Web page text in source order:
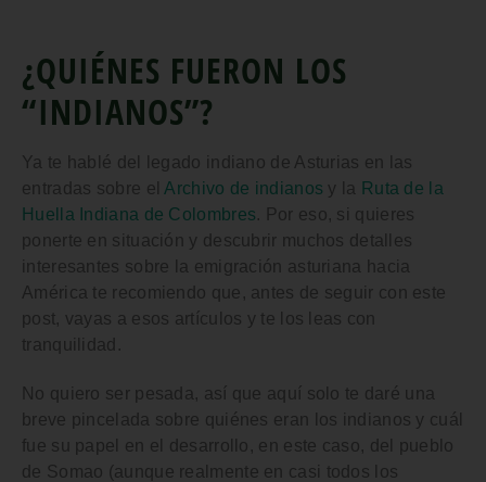
¿QUIÉNES FUERON LOS
“INDIANOS”?
Ya te hablé del legado indiano de Asturias en las
entradas sobre el Archivo de indianos y la Ruta de la
Huella Indiana de Colombres. Por eso, si quieres
ponerte en situación y descubrir muchos detalles
interesantes sobre la emigración asturiana hacia
América te recomiendo que, antes de seguir con este
post, vayas a esos artículos y te los leas con
tranquilidad.
No quiero ser pesada, así que aquí solo te daré una
breve pincelada sobre quiénes eran los indianos y cuál
fue su papel
en el desarrollo, en este caso, del pueblo
de Somao (aunque realmente en casi todos los